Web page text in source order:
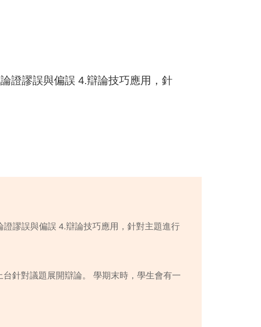
證謬誤與偏誤 4.辯論技巧應用，針
謬誤與偏誤 4.辯論技巧應用，針對主題進行
針對議題展開辯論。 學期末時，學生會有一